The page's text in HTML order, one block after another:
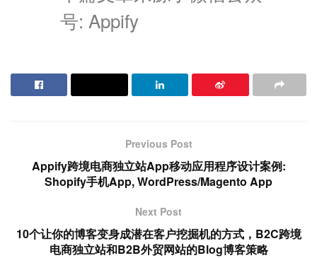
号: Appify
Previous Post
Appify跨境电商独立站App移动应用程序设计案例:
Shopify手机App, WordPress/Magento App
Next Post
10个让你的博客变身成潜在客户挖掘机的方式，B2C跨境
电商独立站和B2B外贸网站的Blog博客策略